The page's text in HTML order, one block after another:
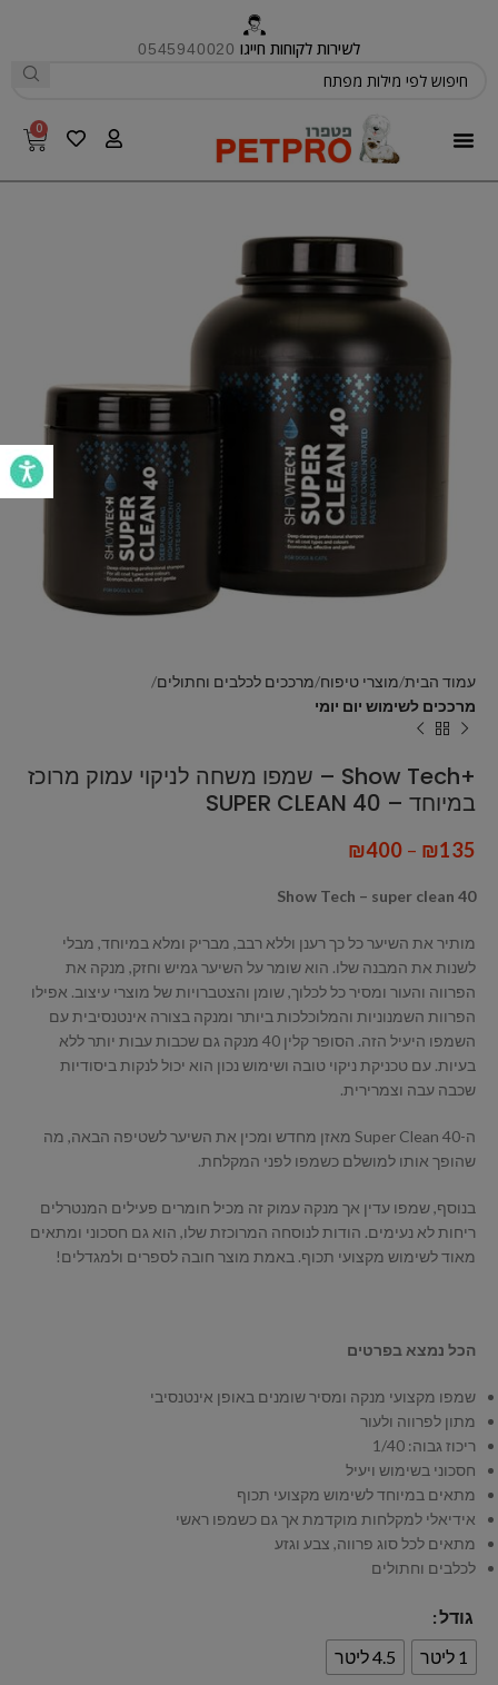
לשירות לקוחות חייגו 0545940020
0
עמוד הבית מוצרי טיפוח מרככים לכלבים וחתולים
מרככים לשימוש יום יומי
+Show Tech – שמפו משחה לניקוי עמוק מרוכז
במיוחד – SUPER CLEAN 40
₪135
–
₪400
Show Tech – super clean 40
מותיר את השיער כל כך רענן וללא רבב, מבריק ומלא במיוחד, מבלי
לשנות את המבנה שלו. הוא שומר על השיער גמיש וחזק, מנקה את
הפרווה והעור ומסיר כל לכלוך, שומן והצטברויות של מוצרי עיצוב. אפילו
הפרוות השמנוניות והמלוכלכות ביותר ומנקה בצורה אינטנסיבית עם
השמפו היעיל הזה. הסופר קלין 40 מנקה גם שכבות עבות יותר ללא
בעיות. עם טכניקת ניקוי טובה ושימוש נכון הוא יכול לנקות ביסודיות
שכבה עבה וצמרירית.
ה-Super Clean 40 מאזן מחדש ומכין את השיער לשטיפה הבאה, מה
שהופך אותו למושלם כשמפו לפני המקלחת.
בנוסף, שמפו עדין אך מנקה עמוק זה מכיל חומרים פעילים המנטרלים
ריחות לא נעימים. הודות לנוסחה המרוכזת שלו, הוא גם חסכוני ומתאים
מאוד לשימוש מקצועי תכוף. באמת מוצר חובה לספרים ולמגדלים!
הכל נמצא בפרטים
שמפו מקצועי מנקה ומסיר שומנים באופן אינטנסיבי
מתון לפרווה ולעור
ריכוז גבוה: 1/40
חסכוני בשימוש ויעיל
מתאים במיוחד לשימוש מקצועי תכוף
אידיאלי למקלחות מוקדמת אך גם כשמפו ראשי
מתאים לכל סוג פרווה, צבע וגזע
לכלבים וחתולים
גודל
1 ליטר
4.5 ליטר